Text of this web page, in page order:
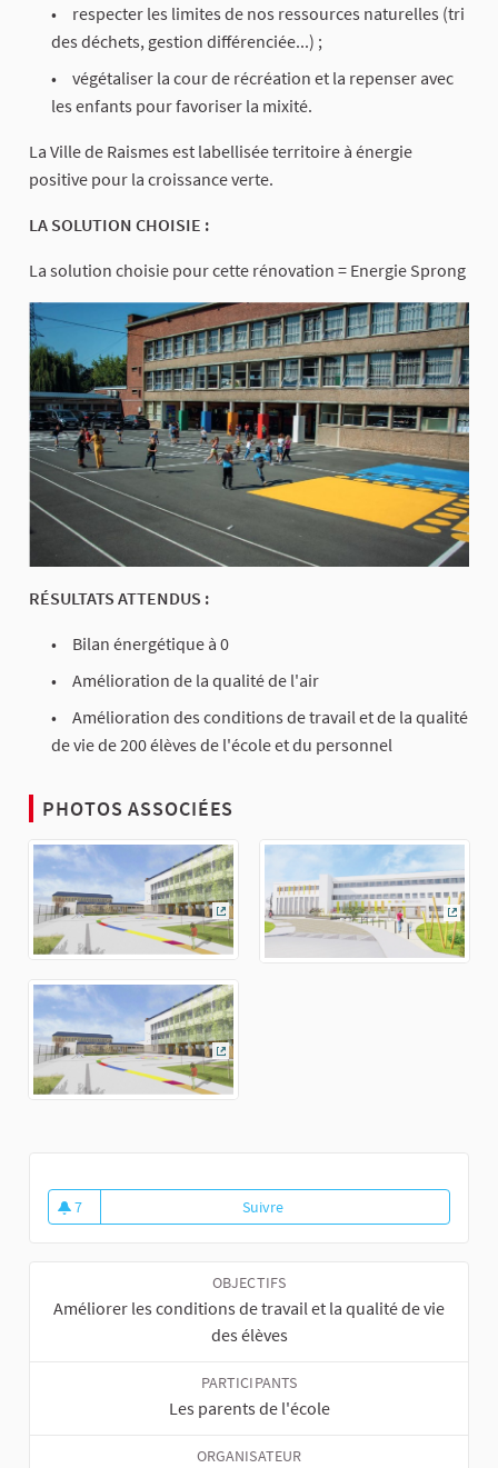
respecter les limites de nos ressources naturelles (tri
des déchets, gestion différenciée...) ;
végétaliser la cour de récréation et la repenser avec
les enfants pour favoriser la mixité.
La Ville de Raismes est labellisée territoire à énergie
positive pour la croissance verte.
LA SOLUTION CHOISIE :
La solution choisie pour cette rénovation = Energie Sprong
RÉSULTATS ATTENDUS :
Bilan énergétique à 0
Amélioration de la qualité de l'air
Amélioration des conditions de travail et de la qualité
de vie de 200 élèves de l'école et du personnel
PHOTOS ASSOCIÉES
(Lien externe) (Lien
(Lien externe)
7
7 abonnés
SuivreRénovation énergétique de
OBJECTIFS
Améliorer les conditions de travail et la qualité de vie
des élèves
PARTICIPANTS
Les parents de l'école
ORGANISATEUR